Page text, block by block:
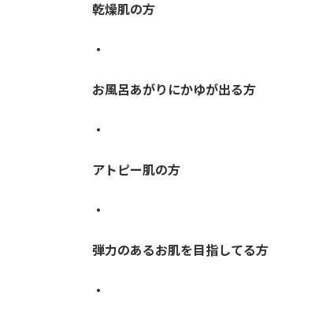
乾燥肌の方
・
お風呂あがりにかゆが出る方
・
アトピー肌の方
・
弾力のあるお肌を目指してる方
・